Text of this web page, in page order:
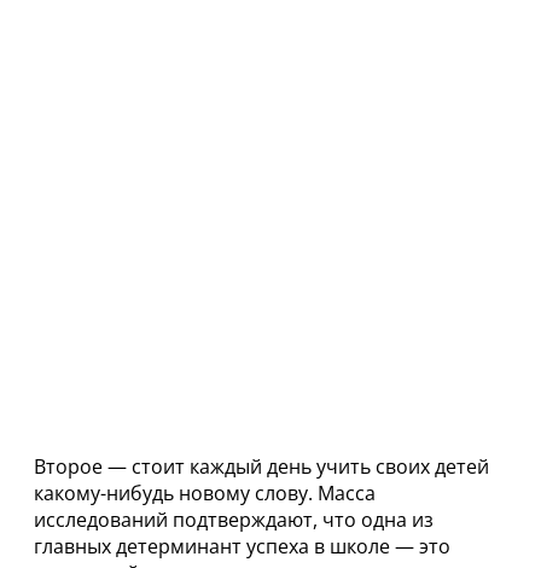
Второе — стоит каждый день учить своих детей
какому-нибудь новому слову. Масса
исследований подтверждают, что одна из
главных детерминант успеха в школе — это